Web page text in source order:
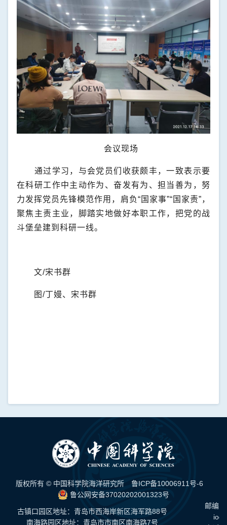
会议现场
通过学习，与会党员们收获颇丰，一致表示要
在科研工作中主动作为、奋发有为、担当善为，努
力发挥党员先锋模范作用，肩负“国家事”“国家责”，
聚焦主责主业，脚踏实地做好本职工作，把党的战
斗堡垒建到科研一线。
文/宋书群
图 /丁嫚、宋书群
版权所有 © 中国科学院海洋研究所 鲁ICP备10006911号-6
鲁公网安备37020202001323号
古镇口园区地址：青岛市西海岸新区海军路88号
南海路园区地址：青岛市市南区南海路7号
邮编